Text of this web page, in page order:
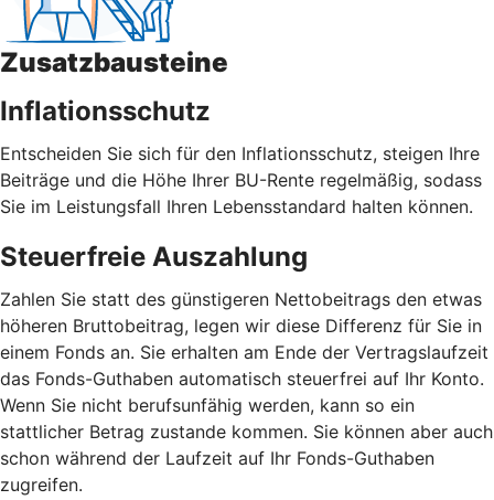
Zusatzbausteine
Inflationsschutz
Entscheiden Sie sich für den Inflationsschutz, steigen Ihre
Beiträge und die Höhe Ihrer BU-Rente regelmäßig, sodass
Sie im Leistungsfall Ihren Lebensstandard halten können.
Steuerfreie Auszahlung
Zahlen Sie statt des günstigeren Nettobeitrags den etwas
höheren Bruttobeitrag, legen wir diese Differenz für Sie in
einem Fonds an. Sie erhalten am Ende der Vertragslaufzeit
das Fonds-Guthaben automatisch steuerfrei auf Ihr Konto.
Wenn Sie nicht berufsunfähig werden, kann so ein
stattlicher Betrag zustande kommen. Sie können aber auch
schon während der Laufzeit auf Ihr Fonds-Guthaben
zugreifen.